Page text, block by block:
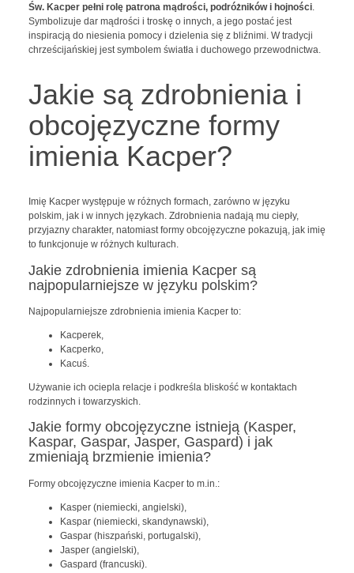
Św. Kacper pełni rolę patrona mądrości, podróżników i hojności.
Symbolizuje dar mądrości i troskę o innych, a jego postać jest
inspiracją do niesienia pomocy i dzielenia się z bliźnimi. W tradycji
chrześcijańskiej jest symbolem światła i duchowego przewodnictwa.
Jakie są zdrobnienia i
obcojęzyczne formy
imienia Kacper?
Imię Kacper występuje w różnych formach, zarówno w języku
polskim, jak i w innych językach. Zdrobnienia nadają mu ciepły,
przyjazny charakter, natomiast formy obcojęzyczne pokazują, jak imię
to funkcjonuje w różnych kulturach.
Jakie zdrobnienia imienia Kacper są
najpopularniejsze w języku polskim?
Najpopularniejsze zdrobnienia imienia Kacper to:
Kacperek,
Kacperko,
Kacuś.
Używanie ich ociepla relacje i podkreśla bliskość w kontaktach
rodzinnych i towarzyskich.
Jakie formy obcojęzyczne istnieją (Kasper,
Kaspar, Gaspar, Jasper, Gaspard) i jak
zmieniają brzmienie imienia?
Formy obcojęzyczne imienia Kacper to m.in.:
Kasper (niemiecki, angielski),
Kaspar (niemiecki, skandynawski),
Gaspar (hiszpański, portugalski),
Jasper (angielski),
Gaspard (francuski).